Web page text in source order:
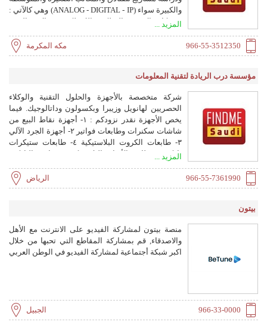
والكبيرة سواء (ANALOG - DIGITAL - IP) وهي كالآتي :
- شبكات الانترنت السلكية واللاسلكية - ستالايت الدش
والانصراف والمحاسبة - كاميرات المراقبة الأمنية -
سنترالات هاتفية - الحماية من السرقات - اشتراكات
وليست مشتركة. ---------------------------------------- نحن
Unitedsys3@gmail.com للمحادثة المباشرة
https://wa.me/966553512350
المزيد ...
966-55-3512350 مكه المكرمة
مؤسسة درب الريادة لتقنية المعلومات
شركة متخصصة بالأجهزة والحلول التقنية والوكلاء
الحصريين لهانويل وزيبرا وبكسولون وداتالوجيك. ‏فيما
يخص الأجهزة نقدر نزودكم : ‏١- أجهزة نقاط البيع من
شاشات سكنرات وطابعات فواتير ‏٢- أجهزة الجرد الآلي
‏٣- طابعات الكروت البلاستيكية ‏٤- طابعات ستيكرات
باركود ‏٥- طابعة الأساور البلاستيكية ‏٦-موازين الباركود
نظام الباركود المخصص لإدارة المستودعات ٢- حلول
مخصصة لإدارة الشحنات ٣- حلول مخصصة لإدارة
والحسابات ٧- نظام مالي كامل لإدارة الموارد المتعددة
ERP
المزيد ...
966-55-7361990 الرياض
بيتون
منصة بيتون لمشاركة الفيديو على الانترنت مع الأهل
والاصدقاء, قم بمشاركة المقاطع التي تحبها من خلال
اكبر شبكة أجتماعية لمشاركة الفيديو في الوطن العربي
966-33-0000 الجبيل